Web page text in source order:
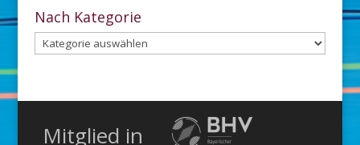
Archiv
Nach Kategorie
Nach
Kategorie
Mitglied in